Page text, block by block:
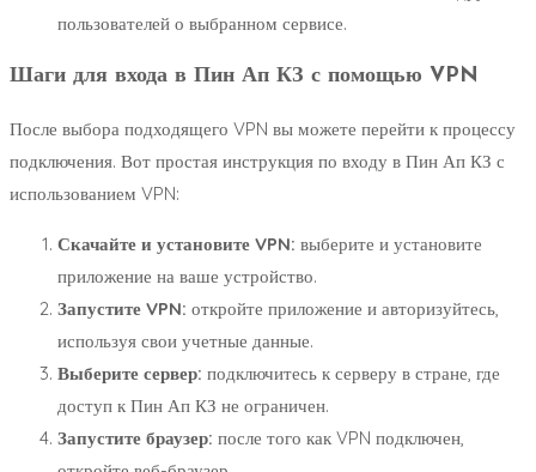
пользователей о выбранном сервисе.
Шаги для входа в Пин Ап КЗ с помощью VPN
После выбора подходящего VPN вы можете перейти к процессу
подключения. Вот простая инструкция по входу в Пин Ап КЗ с
использованием VPN:
Скачайте и установите VPN: выберите и установите
приложение на ваше устройство.
Запустите VPN: откройте приложение и авторизуйтесь,
используя свои учетные данные.
Выберите сервер: подключитесь к серверу в стране, где
доступ к Пин Ап КЗ не ограничен.
Запустите браузер: после того как VPN подключен,